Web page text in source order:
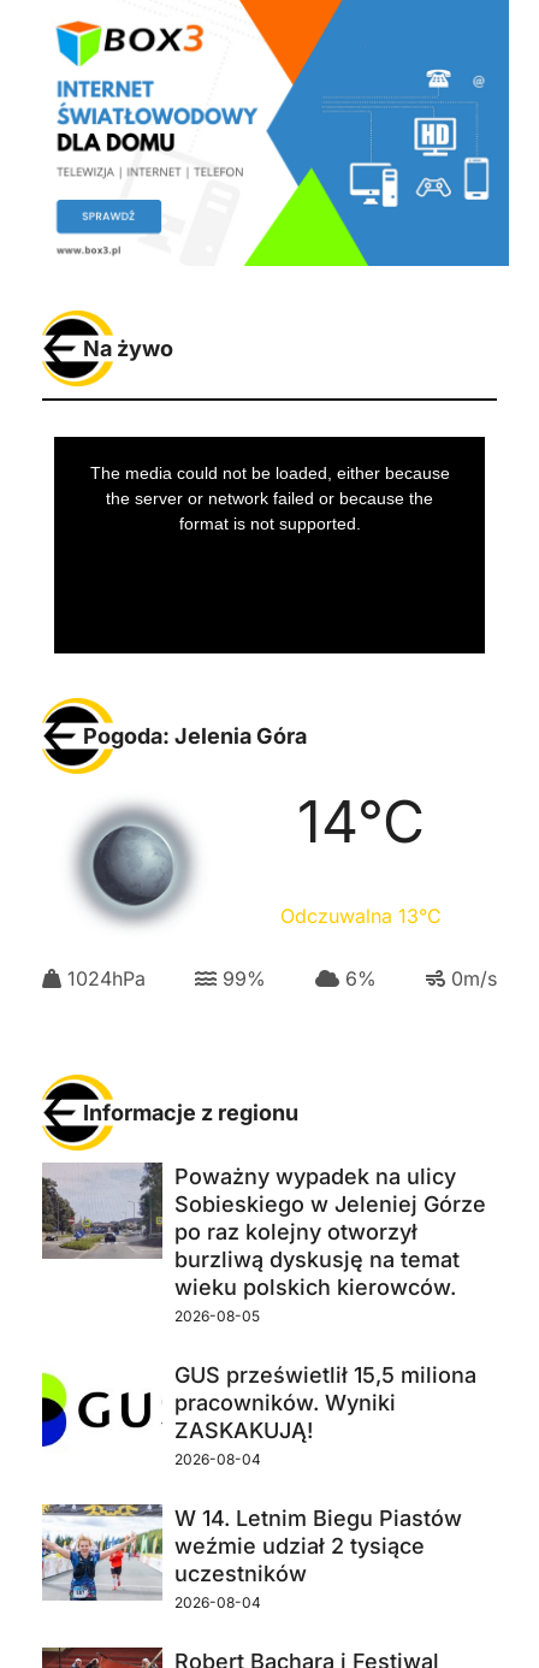
Na żywo
Pogoda: Jelenia Góra
14°C
Odczuwalna 13°C
1024hPa 99% 6% 0m/s
Informacje z regionu
Poważny wypadek na ulicy
Sobieskiego w Jeleniej Górze
po raz kolejny otworzył
burzliwą dyskusję na temat
wieku polskich kierowców.
2026-08-05
GUS prześwietlił 15,5 miliona
pracowników. Wyniki
ZASKAKUJĄ!
2026-08-04
W 14. Letnim Biegu Piastów
weźmie udział 2 tysiące
uczestników
2026-08-04
Robert Bachara i Festiwal